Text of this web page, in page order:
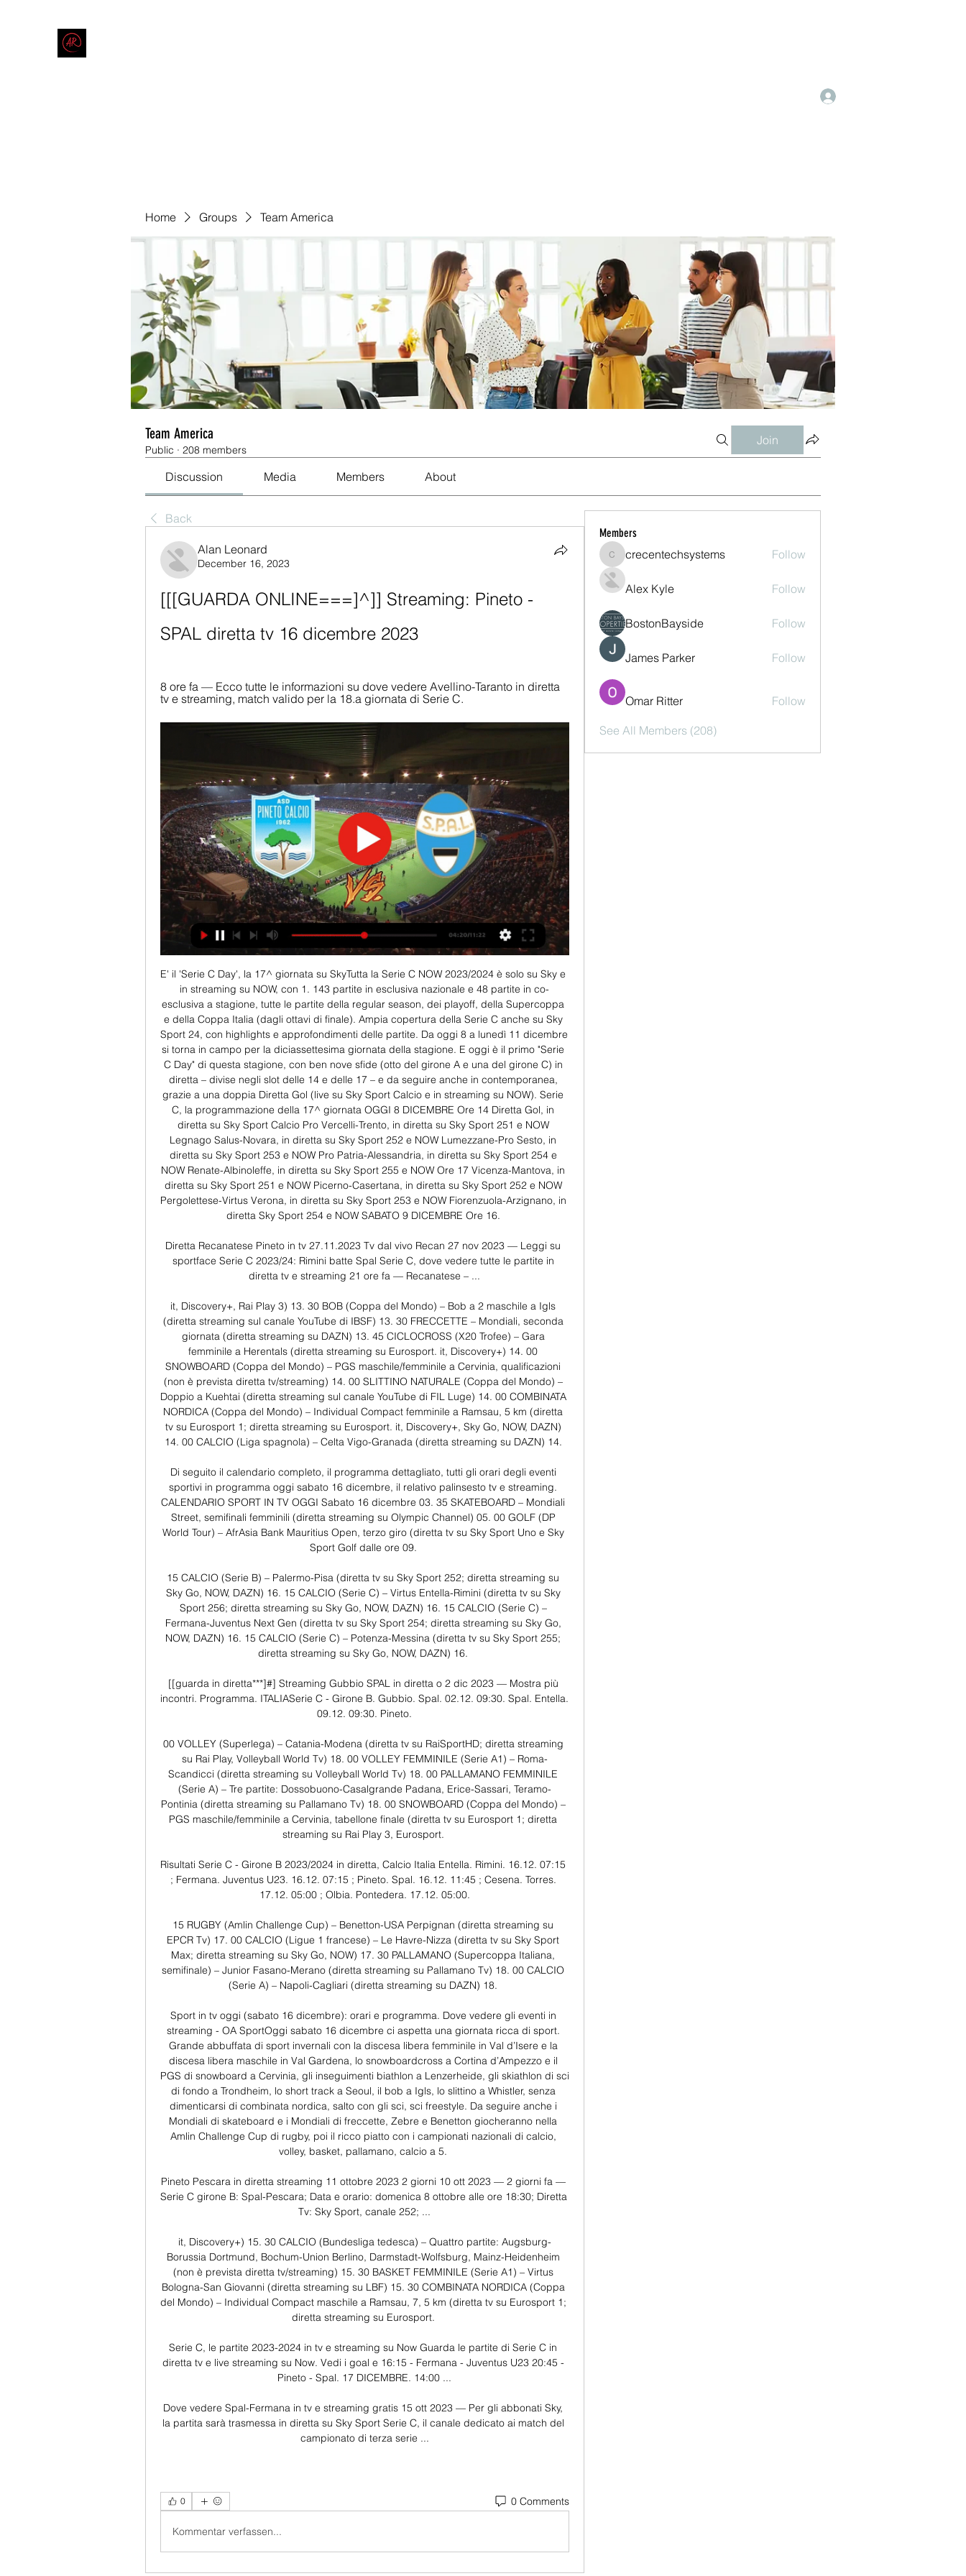
Home Groups Team America
Team America
Public · 208 members
Join
Discussion Media Members About
Back
Alan Leonard
December 16, 2023
[[[GUARDA ONLINE===]^]] Streaming: Pineto -
SPAL diretta tv 16 dicembre 2023
8 ore fa — Ecco tutte le informazioni su dove vedere Avellino-Taranto in diretta
tv e streaming, match valido per la 18.a giornata di Serie C.
E' il 'Serie C Day', la 17^ giornata su SkyTutta la Serie C NOW 2023/2024 è solo su Sky e
in streaming su NOW, con 1. 143 partite in esclusiva nazionale e 48 partite in co-
esclusiva a stagione, tutte le partite della regular season, dei playoff, della Supercoppa
e della Coppa Italia (dagli ottavi di finale). Ampia copertura della Serie C anche su Sky
Sport 24, con highlights e approfondimenti delle partite. Da oggi 8 a lunedì 11 dicembre
si torna in campo per la diciassettesima giornata della stagione. E oggi è il primo "Serie
C Day" di questa stagione, con ben nove sfide (otto del girone A e una del girone C) in
diretta – divise negli slot delle 14 e delle 17 – e da seguire anche in contemporanea,
grazie a una doppia Diretta Gol (live su Sky Sport Calcio e in streaming su NOW). Serie
C, la programmazione della 17^ giornata OGGI 8 DICEMBRE Ore 14 Diretta Gol, in
diretta su Sky Sport Calcio Pro Vercelli-Trento, in diretta su Sky Sport 251 e NOW
Legnago Salus-Novara, in diretta su Sky Sport 252 e NOW Lumezzane-Pro Sesto, in
diretta su Sky Sport 253 e NOW Pro Patria-Alessandria, in diretta su Sky Sport 254 e
NOW Renate-Albinoleffe, in diretta su Sky Sport 255 e NOW Ore 17 Vicenza-Mantova, in
diretta su Sky Sport 251 e NOW Picerno-Casertana, in diretta su Sky Sport 252 e NOW
Pergolettese-Virtus Verona, in diretta su Sky Sport 253 e NOW Fiorenzuola-Arzignano, in
diretta Sky Sport 254 e NOW SABATO 9 DICEMBRE Ore 16.
Diretta Recanatese Pineto in tv 27.11.2023 Tv dal vivo Recan 27 nov 2023 — Leggi su
sportface Serie C 2023/24: Rimini batte Spal Serie C, dove vedere tutte le partite in
diretta tv e streaming 21 ore fa — Recanatese – ...
it, Discovery+, Rai Play 3) 13. 30 BOB (Coppa del Mondo) – Bob a 2 maschile a Igls
(diretta streaming sul canale YouTube di IBSF) 13. 30 FRECCETTE – Mondiali, seconda
giornata (diretta streaming su DAZN) 13. 45 CICLOCROSS (X20 Trofee) – Gara
femminile a Herentals (diretta streaming su Eurosport. it, Discovery+) 14. 00
SNOWBOARD (Coppa del Mondo) – PGS maschile/femminile a Cervinia, qualificazioni
(non è prevista diretta tv/streaming) 14. 00 SLITTINO NATURALE (Coppa del Mondo) –
Doppio a Kuehtai (diretta streaming sul canale YouTube di FIL Luge) 14. 00 COMBINATA
NORDICA (Coppa del Mondo) – Individual Compact femminile a Ramsau, 5 km (diretta
tv su Eurosport 1; diretta streaming su Eurosport. it, Discovery+, Sky Go, NOW, DAZN)
14. 00 CALCIO (Liga spagnola) – Celta Vigo-Granada (diretta streaming su DAZN) 14.
Di seguito il calendario completo, il programma dettagliato, tutti gli orari degli eventi
sportivi in programma oggi sabato 16 dicembre, il relativo palinsesto tv e streaming.
CALENDARIO SPORT IN TV OGGI Sabato 16 dicembre 03. 35 SKATEBOARD – Mondiali
Street, semifinali femminili (diretta streaming su Olympic Channel) 05. 00 GOLF (DP
World Tour) – AfrAsia Bank Mauritius Open, terzo giro (diretta tv su Sky Sport Uno e Sky
Sport Golf dalle ore 09.
15 CALCIO (Serie B) – Palermo-Pisa (diretta tv su Sky Sport 252; diretta streaming su
Sky Go, NOW, DAZN) 16. 15 CALCIO (Serie C) – Virtus Entella-Rimini (diretta tv su Sky
Sport 256; diretta streaming su Sky Go, NOW, DAZN) 16. 15 CALCIO (Serie C) –
Fermana-Juventus Next Gen (diretta tv su Sky Sport 254; diretta streaming su Sky Go,
NOW, DAZN) 16. 15 CALCIO (Serie C) – Potenza-Messina (diretta tv su Sky Sport 255;
diretta streaming su Sky Go, NOW, DAZN) 16.
[[guarda in diretta***]#] Streaming Gubbio SPAL in diretta o 2 dic 2023 — Mostra più
incontri. Programma. ITALIASerie C - Girone B. Gubbio. Spal. 02.12. 09:30. Spal. Entella.
09.12. 09:30. Pineto.
00 VOLLEY (Superlega) – Catania-Modena (diretta tv su RaiSportHD; diretta streaming
su Rai Play, Volleyball World Tv) 18. 00 VOLLEY FEMMINILE (Serie A1) – Roma-
Scandicci (diretta streaming su Volleyball World Tv) 18. 00 PALLAMANO FEMMINILE
(Serie A) – Tre partite: Dossobuono-Casalgrande Padana, Erice-Sassari, Teramo-
Pontinia (diretta streaming su Pallamano Tv) 18. 00 SNOWBOARD (Coppa del Mondo) –
PGS maschile/femminile a Cervinia, tabellone finale (diretta tv su Eurosport 1; diretta
streaming su Rai Play 3, Eurosport.
Risultati Serie C - Girone B 2023/2024 in diretta, Calcio Italia Entella. Rimini. 16.12. 07:15
; Fermana. Juventus U23. 16.12. 07:15 ; Pineto. Spal. 16.12. 11:45 ; Cesena. Torres.
17.12. 05:00 ; Olbia. Pontedera. 17.12. 05:00.
15 RUGBY (Amlin Challenge Cup) – Benetton-USA Perpignan (diretta streaming su
EPCR Tv) 17. 00 CALCIO (Ligue 1 francese) – Le Havre-Nizza (diretta tv su Sky Sport
Max; diretta streaming su Sky Go, NOW) 17. 30 PALLAMANO (Supercoppa Italiana,
semifinale) – Junior Fasano-Merano (diretta streaming su Pallamano Tv) 18. 00 CALCIO
(Serie A) – Napoli-Cagliari (diretta streaming su DAZN) 18.
Sport in tv oggi (sabato 16 dicembre): orari e programma. Dove vedere gli eventi in
streaming - OA SportOggi sabato 16 dicembre ci aspetta una giornata ricca di sport.
Grande abbuffata di sport invernali con la discesa libera femminile in Val d’Isere e la
discesa libera maschile in Val Gardena, lo snowboardcross a Cortina d’Ampezzo e il
PGS di snowboard a Cervinia, gli inseguimenti biathlon a Lenzerheide, gli skiathlon di sci
di fondo a Trondheim, lo short track a Seoul, il bob a Igls, lo slittino a Whistler, senza
dimenticarsi di combinata nordica, salto con gli sci, sci freestyle. Da seguire anche i
Mondiali di skateboard e i Mondiali di freccette, Zebre e Benetton giocheranno nella
Amlin Challenge Cup di rugby, poi il ricco piatto con i campionati nazionali di calcio,
volley, basket, pallamano, calcio a 5.
Pineto Pescara in diretta streaming 11 ottobre 2023 2 giorni 10 ott 2023 — 2 giorni fa —
Serie C girone B: Spal-Pescara; Data e orario: domenica 8 ottobre alle ore 18:30; Diretta
Tv: Sky Sport, canale 252; ...
it, Discovery+) 15. 30 CALCIO (Bundesliga tedesca) – Quattro partite: Augsburg-
Borussia Dortmund, Bochum-Union Berlino, Darmstadt-Wolfsburg, Mainz-Heidenheim
(non è prevista diretta tv/streaming) 15. 30 BASKET FEMMINILE (Serie A1) – Virtus
Bologna-San Giovanni (diretta streaming su LBF) 15. 30 COMBINATA NORDICA (Coppa
del Mondo) – Individual Compact maschile a Ramsau, 7, 5 km (diretta tv su Eurosport 1;
diretta streaming su Eurosport.
Serie C, le partite 2023-2024 in tv e streaming su Now Guarda le partite di Serie C in
diretta tv e live streaming su Now. Vedi i goal e 16:15 - Fermana - Juventus U23 20:45 -
Pineto - Spal. 17 DICEMBRE. 14:00 ...
Dove vedere Spal-Fermana in tv e streaming gratis 15 ott 2023 — Per gli abbonati Sky,
la partita sarà trasmessa in diretta su Sky Sport Serie C, il canale dedicato ai match del
campionato di terza serie ...
0 0 Comments
Kommentar verfassen...
Members
crecentechsystems
crecentechsystems Follow
Alex Kyle Follow
BostonBayside Follow
James Parker Follow
Omar Ritter Follow
See All Members (208)